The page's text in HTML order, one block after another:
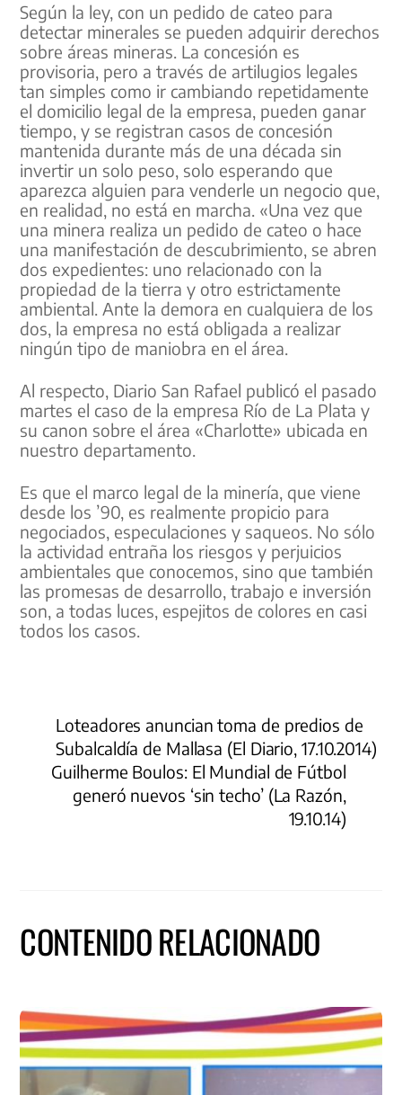
Según la ley, con un pedido de cateo para
detectar minerales se pueden adquirir derechos
sobre áreas mineras. La concesión es
provisoria, pero a través de artilugios legales
tan simples como ir cambiando repetidamente
el domicilio legal de la empresa, pueden ganar
tiempo, y se registran casos de concesión
mantenida durante más de una década sin
invertir un solo peso, solo esperando que
aparezca alguien para venderle un negocio que,
en realidad, no está en marcha. «Una vez que
una minera realiza un pedido de cateo o hace
una manifestación de descubrimiento, se abren
dos expedientes: uno relacionado con la
propiedad de la tierra y otro estrictamente
ambiental. Ante la demora en cualquiera de los
dos, la empresa no está obligada a realizar
ningún tipo de maniobra en el área.
Al respecto, Diario San Rafael publicó el pasado
martes el caso de la empresa Río de La Plata y
su canon sobre el área «Charlotte» ubicada en
nuestro departamento.
Es que el marco legal de la minería, que viene
desde los ’90, es realmente propicio para
negociados, especulaciones y saqueos. No sólo
la actividad entraña los riesgos y perjuicios
ambientales que conocemos, sino que también
las promesas de desarrollo, trabajo e inversión
son, a todas luces, espejitos de colores en casi
todos los casos.
Loteadores anuncian toma de predios de
Subalcaldía de Mallasa (El Diario, 17.10.2014)
Guilherme Boulos: El Mundial de Fútbol
generó nuevos ‘sin techo’ (La Razón,
19.10.14)
CONTENIDO RELACIONADO